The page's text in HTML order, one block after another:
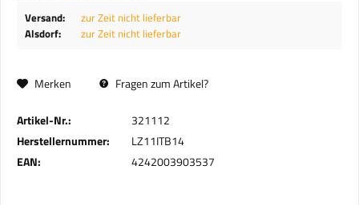
Versand:
zur Zeit nicht lieferbar
Alsdorf:
zur Zeit nicht lieferbar
Merken Fragen zum Artikel?
Artikel-Nr.:
321112
Herstellernummer:
LZ11ITB14
EAN:
4242003903537